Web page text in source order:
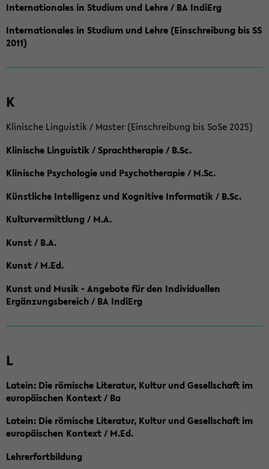
Internationales in Studium und Lehre / BA IndiErg
Internationales in Studium und Lehre (Einschreibung bis SS
2011)
K
Klinische Linguistik / Master (Einschreibung bis SoSe 2025)
Klinische Linguistik / Sprachtherapie / B.Sc.
Klinische Psychologie und Psychotherapie / M.Sc.
Künstliche Intelligenz und Kognitive Informatik / B.Sc.
Kulturvermittlung / M.A.
Kunst / B.A.
Kunst / M.Ed.
Kunst und Musik - Angebote für den Individuellen
Ergänzungsbereich / BA IndiErg
L
Latein: Die römische Literatur, Kultur und Gesellschaft im
europäischen Kontext / Ba
Latein: Die römische Literatur, Kultur und Gesellschaft im
europäischen Kontext / M.Ed.
Lehrerfortbildung